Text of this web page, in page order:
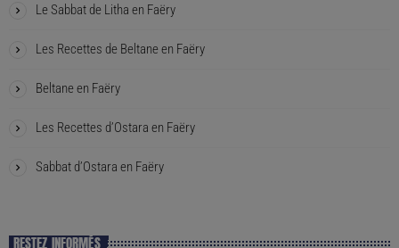
Le Sabbat de Litha en Faëry
Les Recettes de Beltane en Faëry
Beltane en Faëry
Les Recettes d’Ostara en Faëry
Sabbat d’Ostara en Faëry
RESTEZ INFORMÉS